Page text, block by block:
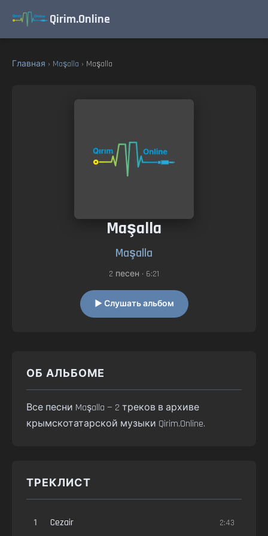
Qirim.Online
Главная › Maşalla › Maşalla
Maşalla
Maşalla
2 песен • 6:21
▶ Слушать альбом
ОБ АЛЬБОМЕ
Все песни Maşalla — 2 треков в архиве
крымскотатарской музыки Qirim.Online.
ТРЕКЛИСТ
1 Cezair 2:43